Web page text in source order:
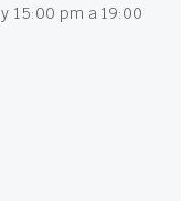
15:00 pm a 19:00